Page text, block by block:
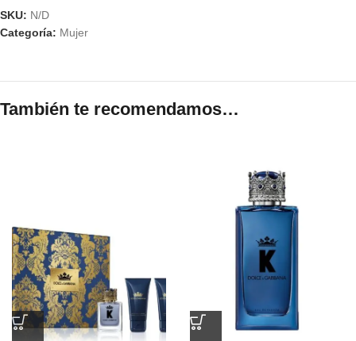
SKU: N/D
Categoría: Mujer
También te recomendamos…